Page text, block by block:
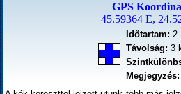
GPS
45.59364 E,
Időtartam: 2
Távolság: 3
Megjegyzés: